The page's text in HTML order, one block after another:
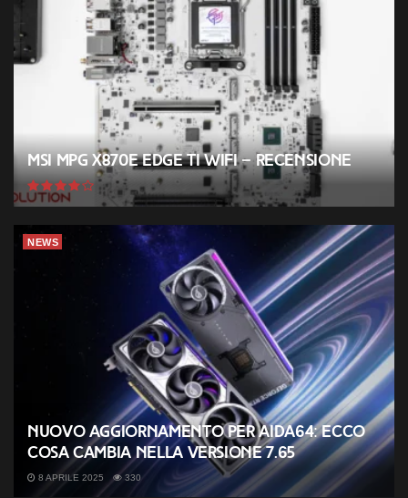
MSI MPG X870E EDGE TI WIFI – Recensione
NEWS
Nuovo aggiornamento per AIDA64: ecco
cosa cambia nella versione 7.65
8 APRILE 2025 330